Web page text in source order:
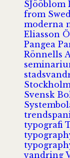
SJööblom
from
moderna
Eliasson
Pangea
Rönnells
Svensk
typografi
vandring